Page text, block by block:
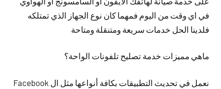
في اي وقت من اليوم فمهما كان نوع الجهاز الذي تمتلكه
فلدينا الحل خدمات سريعة ومتنقلة ومتاحة
ماهي مميزات خدمة تصليح تلفونات الواحة؟
نعمل في تحديث التطبيقات بكافة أنواعها مثل ال Facebook